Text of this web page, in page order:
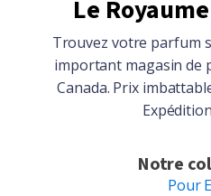
Le
Trouvez votre parfum
important magasin de
Canada. Prix
Notre
Pour